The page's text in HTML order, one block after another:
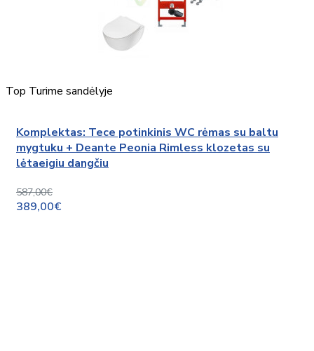
Top Turime sandėlyje
Komplektas: Tece potinkinis WC rėmas su baltu
mygtuku + Deante Peonia Rimless klozetas su
lėtaeigiu dangčiu
587,00€
389,00€